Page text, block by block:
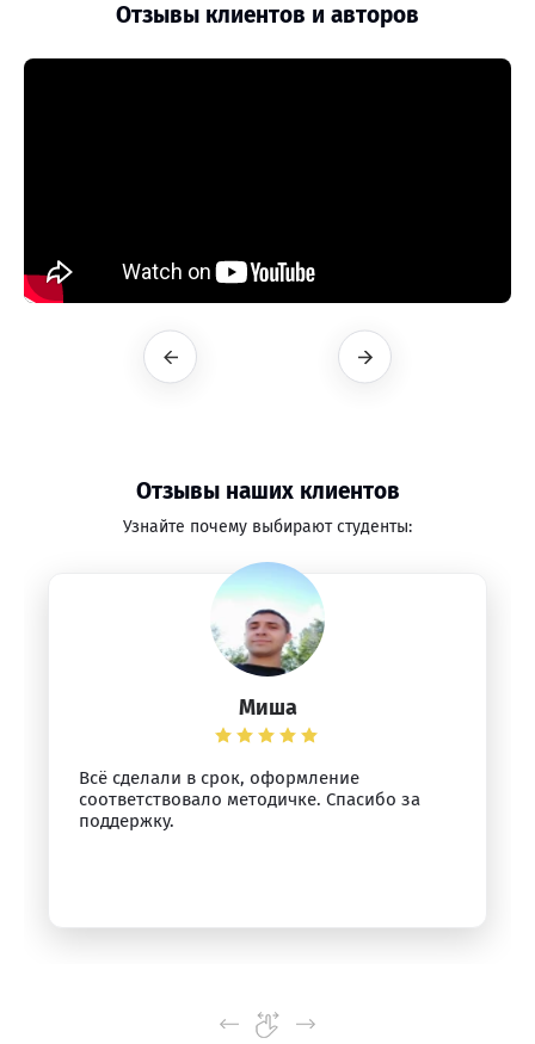
Отзывы клиентов и авторов
Отзывы наших клиентов
Узнайте почему выбирают студенты:
Миша
Всё сделали в срок, оформление
соответствовало методичке. Спасибо за
поддержку.